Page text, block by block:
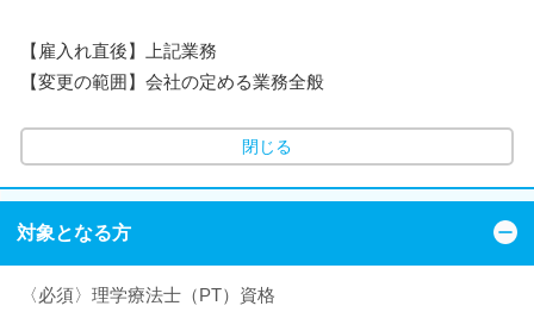
【雇入れ直後】上記業務
【変更の範囲】会社の定める業務全般
閉じる
対象となる方
〈必須〉理学療法士（PT）資格